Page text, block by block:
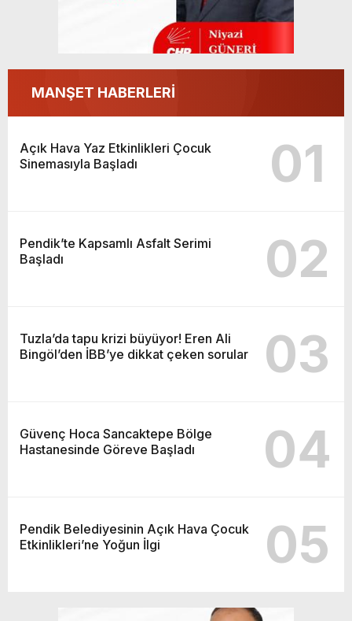
MANŞET HABERLERİ
Açık Hava Yaz Etkinlikleri Çocuk
Sinemasıyla Başladı
01
Pendik’te Kapsamlı Asfalt Serimi
Başladı
02
Tuzla’da tapu krizi büyüyor! Eren Ali
Bingöl’den İBB’ye dikkat çeken sorular
03
Güvenç Hoca Sancaktepe Bölge
Hastanesinde Göreve Başladı
04
Pendik Belediyesinin Açık Hava Çocuk
Etkinlikleri’ne Yoğun İlgi
05